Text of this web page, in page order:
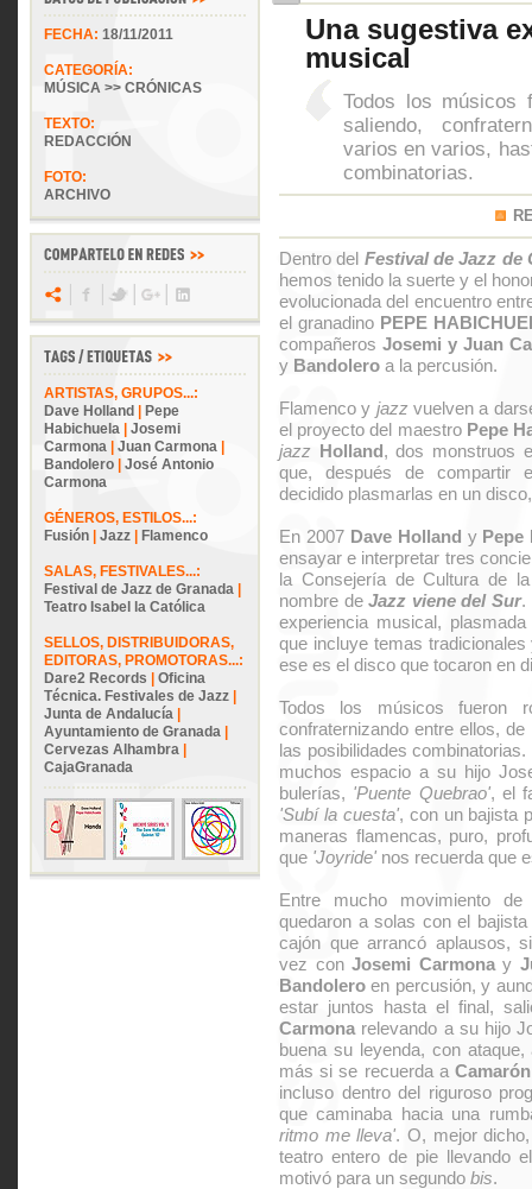
FECHA: 18/11/2011
CATEGORÍA:
MÚSICA >> CRÓNICAS
TEXTO:
REDACCIÓN
FOTO:
ARCHIVO
ARTISTAS, GRUPOS...:
Dave Holland
Pepe
Habichuela
Josemi
Carmona
Juan Carmona
Bandolero
José Antonio
Carmona
GÉNEROS, ESTILOS...:
Fusión
Jazz Flamenco
SALAS, FESTIVALES...:
Festival de Jazz de Granada
Teatro Isabel la Católica
SELLOS, DISTRIBUIDORAS,
EDITORAS, PROMOTORAS...:
Dare2 Records
Oficina
Técnica. Festivales de Jazz
Junta de Andalucía
Ayuntamiento de Granada
Cervezas Alhambra
CajaGranada
Una sugestiva
musical
Todos los músicos
saliendo,
varios en varios,
combinatorias.
Dentro del Festival de Jazz de
hemos tenido la suerte y el
evolucionada del encuentro
el granadino PEPE
compañeros Josemi y Juan
y Bandolero a la percusión.
Flamenco y jazz vuelven a
el proyecto del maestro Pepe
jazz Holland, dos monstruos
que, después de compartir
decidido plasmarlas en un
En 2007 Dave Holland y Pepe
ensayar e interpretar tres
la Consejería de Cultura de
nombre de Jazz viene del Sur.
experiencia musical,
que incluye temas
ese es el disco que tocaron en
Todos los músicos fueron
confraternizando entre ellos,
las posibilidades combinatorias.
muchos espacio a su hijo
bulerías, 'Puente Quebrao', el
'Subí la cuesta', con un bajista
maneras flamencas, puro,
que 'Joyride' nos recuerda que
Entre mucho movimiento
quedaron a solas con el
cajón que arrancó aplausos,
vez conJosemi Carmonay
Bandolero en percusión, y
estar juntos hasta el final,
Carmona relevando a su hijo
buena su leyenda, con
más si se recuerda a Camarón
incluso dentro del riguroso
que caminaba hacia una
ritmo me lleva'. O, mejor
teatro entero de pie llevando
motivó para un segundo bis.